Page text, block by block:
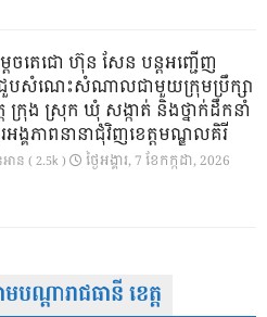
េចតេជោ ហ៊ុន សែន បន្តអញ្ជើញ
បសំណេះសំណាលជាមួយក្រុមប្រឹក្សា
ត ក្រុង ស្រុក ឃុំ សង្កាត់ និងថ្នាក់ដឹកនាំ
អង្គភាពនានាជុំវិញខេត្តមណ្ឌលគិរី
ាន ( 2.5k ) ថ្ងៃ​អង្គារ, 7 ខែ​កក្កដា, 2026
តារាជធានី ខេត្ត